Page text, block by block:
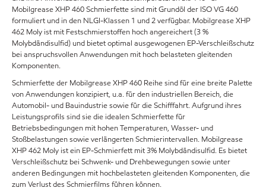
Mobilgrease XHP 460 Schmierfette sind mit Grundöl der ISO VG 460
formuliert und in den NLGI-Klassen 1 und 2 verfügbar. Mobilgrease XHP
462 Moly ist mit Festschmierstoffen hoch angereichert (3 %
Molybdändisulfid) und bietet optimal ausgewogenen EP-Verschleißschutz
bei anspruchsvollen Anwendungen mit hoch belasteten gleitenden
Komponenten.
Schmierfette der Mobilgrease XHP 460 Reihe sind für eine breite Palette
von Anwendungen konzipiert, u.a. für den industriellen Bereich, die
Automobil- und Bauindustrie sowie für die Schifffahrt. Aufgrund ihres
Leistungsprofils sind sie die idealen Schmierfette für
Betriebsbedingungen mit hohen Temperaturen, Wasser- und
Stoßbelastungen sowie verlängerten Schmierintervallen. Mobilgrease
XHP 462 Moly ist ein EP-Schmierfett mit 3% Molybdändisulfid. Es bietet
Verschleißschutz bei Schwenk- und Drehbewegungen sowie unter
anderen Bedingungen mit hochbelasteten gleitenden Komponenten, die
zum Verlust des Schmierfilms führen können.